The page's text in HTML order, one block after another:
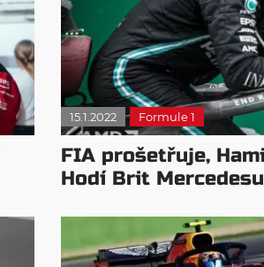
15.1.2022 Formule 1
FIA prošetřuje,
Hodí Brit